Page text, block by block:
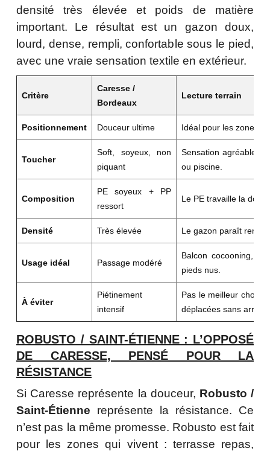
densité très élevée et poids de matière
important. Le résultat est un gazon doux,
lourd, dense, rempli, confortable sous le pied,
avec une vraie sensation textile en extérieur.
Critère
Caresse /
Bordeaux
Lecture terrain
Positionnement Douceur ultime Idéal pour les zones
Toucher
Soft, soyeux, non
piquant
Sensation agréable
ou piscine.
Composition
PE soyeux + PP
ressort
Le PE travaille la
Densité Très élevée Le gazon paraît
Usage idéal Passage modéré
Balcon cocooning,
pieds nus.
À éviter
Piétinement
intensif
Pas le meilleur choix
déplacées sans arrêt.
ROBUSTO / SAINT-ÉTIENNE : L’OPPOSÉ
DE CARESSE, PENSÉ POUR LA
RÉSISTANCE
Si Caresse représente la douceur, Robusto /
Saint-Étienne représente la résistance. Ce
n’est pas la même promesse. Robusto est fait
pour les zones qui vivent : terrasse repas,